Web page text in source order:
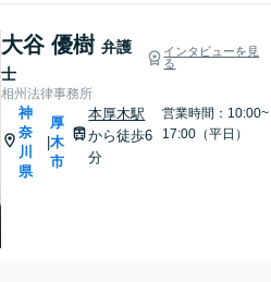
大谷 優樹 弁護
士
インタビューを見
る
相州法律事務所
神
奈
川
県
厚
木
市
本厚木駅
から徒歩6
分
営業時間：10:00~
17:00（平日）